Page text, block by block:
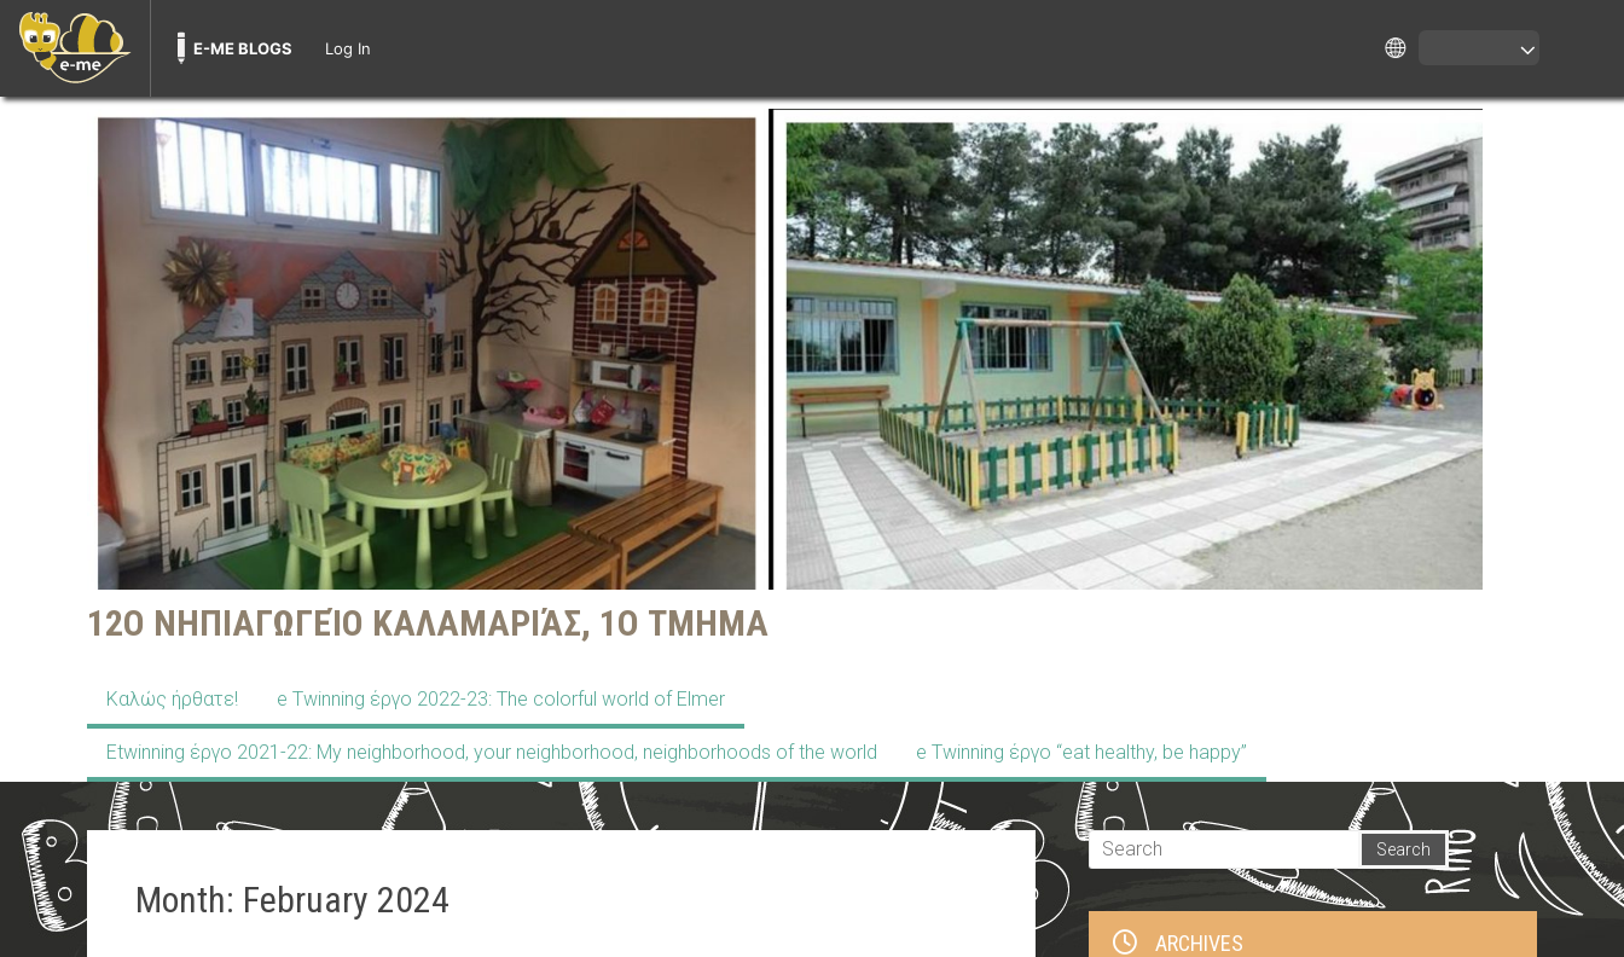
E-ME BLOGS Log In
Skip
12Ο ΝΗΠΙΑΓΩΓΕΊΟ ΚΑΛΑΜΑΡΙΆΣ, 1Ο ΤΜΗΜΑ
Kαλώς ήρθατε! e Twinning έργο 2022-23: The colorful world of Elmer
Etwinning έργο 2021-22: My neighborhood, your neighborhood, neighborhoods of the world e Twinning έργο “eat healthy, be happy”
Month: February 2024
ARCHIVES